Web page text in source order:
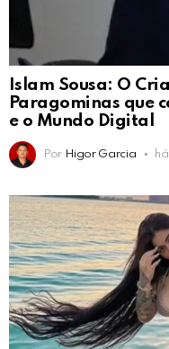
Islam Sousa: O
Paragominas que
e o Mundo Digital
Por Higor Garcia